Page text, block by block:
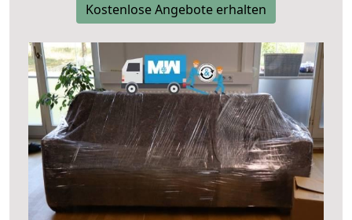
Kostenlose Angebote erhalten